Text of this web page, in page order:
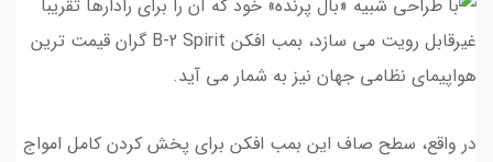
در واقع، سطح صاف این بمب افکن برای پخش کردن کامل امواج